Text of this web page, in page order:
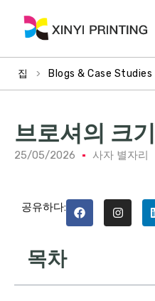
집 > Blogs & Case Studies
브로셔의 크
25/05/2026 사자 별자리
공유하다:
목차